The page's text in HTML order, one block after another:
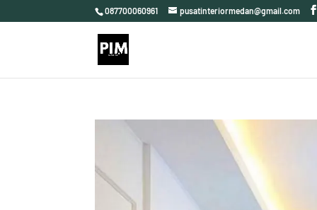
087700060961 pusatinteriormedan@gmail.com